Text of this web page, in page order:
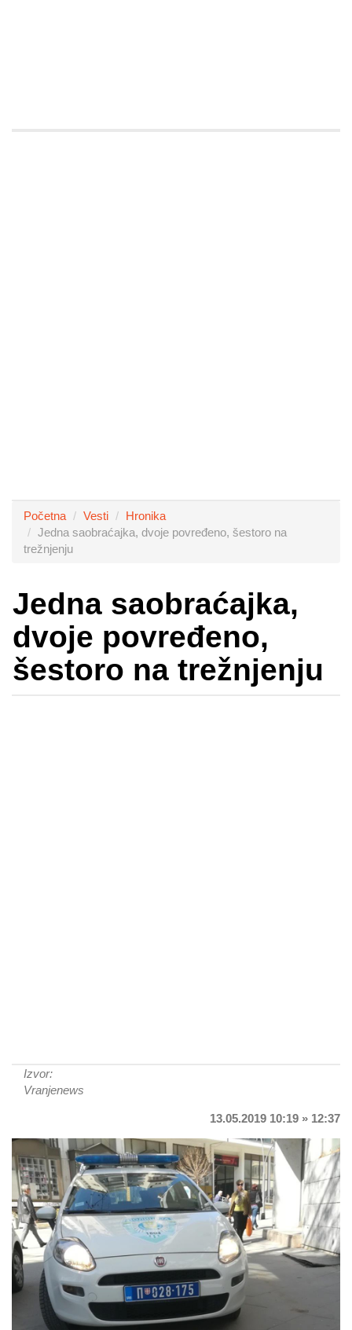
Početna Vesti
Hronika
Jedna saobraćajka, dvoje povređeno, šestoro na
trežnjenju
Jedna saobraćajka,
dvoje povređeno,
šestoro na trežnjenju
Izvor:
Vranjenews
13.05.2019 10:19 » 12:37